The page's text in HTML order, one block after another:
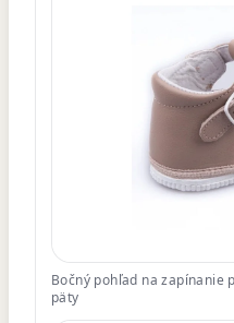
Bočný pohľad na zapínanie
päty